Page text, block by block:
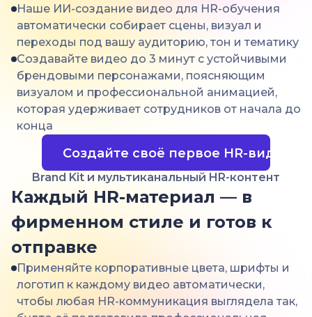
Наше ИИ-создание видео для HR-обучения
автоматически собирает сцены, визуал и
переходы под вашу аудиторию, тон и тематику
Создавайте видео до 3 минут с устойчивыми
брендовыми персонажами, поясняющим
визуалом и профессиональной анимацией,
которая удерживает сотрудников от начала до
конца
Создайте своё первое HR-видео
Brand Kit и мультиканальный HR-контент
Каждый HR-материал — в
фирменном стиле и готов к
отправке
Применяйте корпоративные цвета, шрифты и
логотип к каждому видео автоматически,
чтобы любая HR-коммуникация выглядела так,